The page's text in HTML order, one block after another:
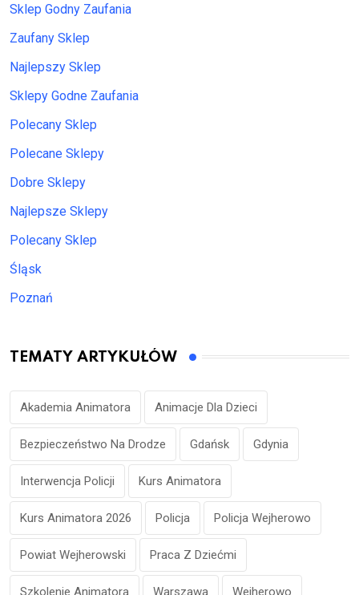
Sklep Godny Zaufania
Zaufany Sklep
Najlepszy Sklep
Sklepy Godne Zaufania
Polecany Sklep
Polecane Sklepy
Dobre Sklepy
Najlepsze Sklepy
Polecany Sklep
Śląsk
Poznań
TEMATY ARTYKUŁÓW
Akademia Animatora Animacje Dla Dzieci
Bezpieczeństwo Na Drodze Gdańsk Gdynia
Interwencja Policji Kurs Animatora
Kurs Animatora 2026 Policja Policja Wejherowo
Powiat Wejherowski Praca Z Dziećmi
Szkolenie Animatora Warszawa Wejherowo